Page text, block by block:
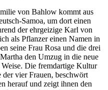
von Bahlow kommt aus
Samoa, um dort einen
der ehrgeizige Karl von
als Pflanzer einen Namen in
seine Frau Rosa und die drei
den Umzug in die neue
Die fremdartige Kultur
der vier Frauen, beschwört
herauf und zeigt ihnen den